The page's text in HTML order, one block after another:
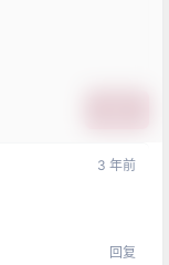
3 年前
回复